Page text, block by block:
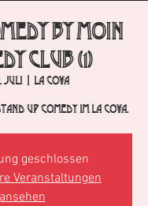
by Moin
Club (1)
Juli
  |
La Cova
Up Comedy im La Cova.
geschlossen
Veranstaltungen